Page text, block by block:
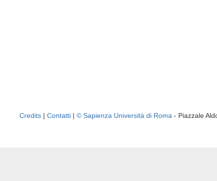
Credits | Contatti | © Sapienza Università di Roma - Piazzale